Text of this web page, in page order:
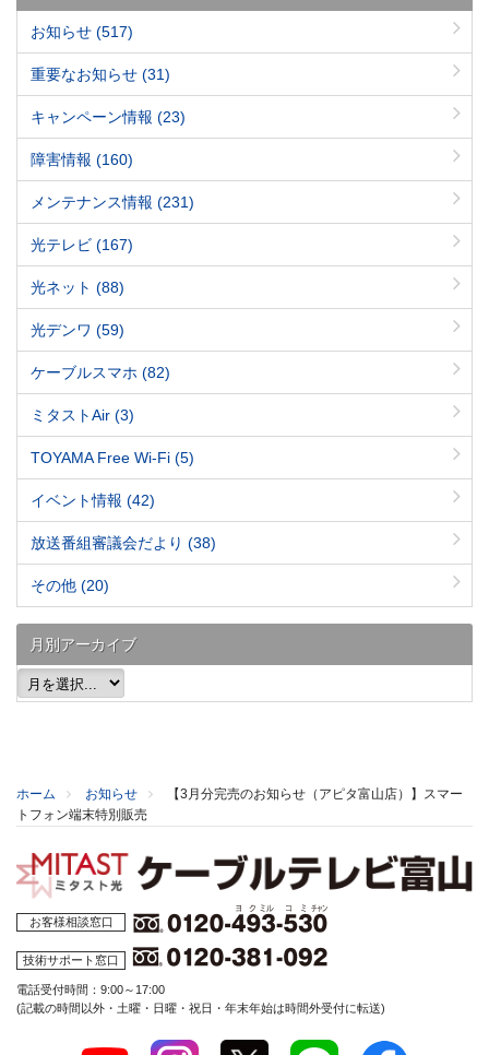
お知らせ (517)
重要なお知らせ (31)
キャンペーン情報 (23)
障害情報 (160)
メンテナンス情報 (231)
光テレビ (167)
光ネット (88)
光デンワ (59)
ケーブルスマホ (82)
ミタストAir (3)
TOYAMA Free Wi-Fi (5)
イベント情報 (42)
放送番組審議会だより (38)
その他 (20)
月別アーカイブ
ホーム お知らせ
【3月分完売のお知らせ（アピタ富山店）】スマー
トフォン端末特別販売
お客様相談窓口
技術サポート窓口
電話受付時間：9:00～17:00
(記載の時間以外・土曜・日曜・祝日・年末年始は時間外受付に転送)